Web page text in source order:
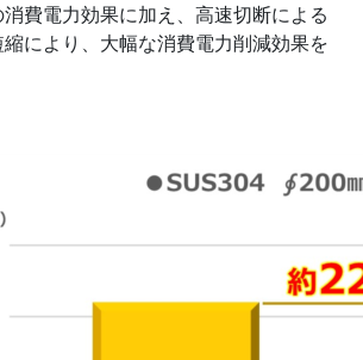
費電力効果に加え、高速切断による
により、大幅な消費電力削減効果を